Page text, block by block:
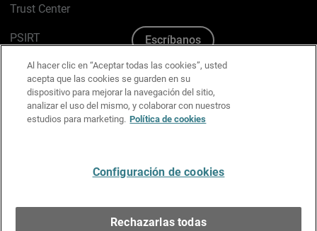
Trust Center
PSIRT
Política de cookies
Política de privacidad
Kit de medios y marca
Escríbanos
Al hacer clic en “Aceptar todas las cookies”, usted
acepta que las cookies se guarden en su
dispositivo para mejorar la navegación del sitio,
analizar el uso del mismo, y colaborar con nuestros
estudios para marketing. Política de cookies
Configuración de cookies
Rechazarlas todas